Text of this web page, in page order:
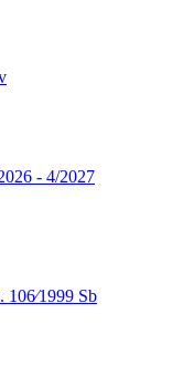
- 4/2027
Sb